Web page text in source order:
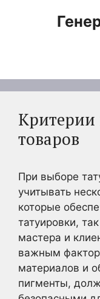
Критерии
товаров
При выборе
учитывать
которые
татуировки,
мастера и
важным
материалов и
пигменты,